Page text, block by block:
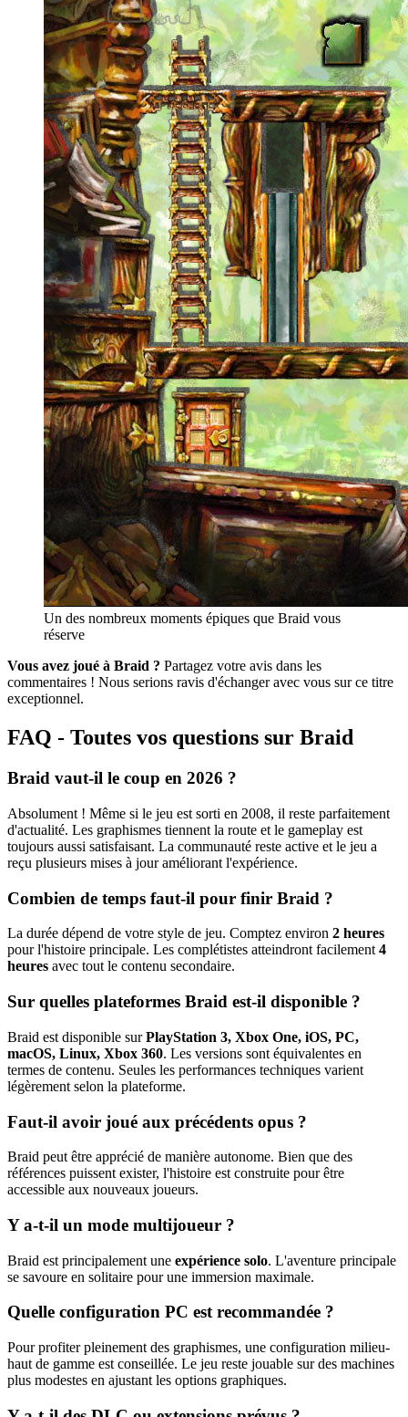
Un des nombreux moments épiques que Braid vous
réserve
Vous avez joué à Braid ? Partagez votre avis dans les
commentaires ! Nous serions ravis d'échanger avec vous sur ce titre
exceptionnel.
FAQ - Toutes vos questions sur Braid
Braid vaut-il le coup en 2026 ?
Absolument ! Même si le jeu est sorti en 2008, il reste parfaitement
d'actualité. Les graphismes tiennent la route et le gameplay est
toujours aussi satisfaisant. La communauté reste active et le jeu a
reçu plusieurs mises à jour améliorant l'expérience.
Combien de temps faut-il pour finir Braid ?
La durée dépend de votre style de jeu. Comptez environ 2 heures
pour l'histoire principale. Les complétistes atteindront facilement4
heures avec tout le contenu secondaire.
Sur quelles plateformes Braid est-il disponible ?
Braid est disponible surPlayStation 3, Xbox One, iOS, PC,
macOS, Linux, Xbox 360. Les versions sont équivalentes en
termes de contenu. Seules les performances techniques varient
légèrement selon la plateforme.
Faut-il avoir joué aux précédents opus ?
Braid peut être apprécié de manière autonome. Bien que des
références puissent exister, l'histoire est construite pour être
accessible aux nouveaux joueurs.
Y a-t-il un mode multijoueur ?
Braid est principalement une expérience solo. L'aventure principale
se savoure en solitaire pour une immersion maximale.
Quelle configuration PC est recommandée ?
Pour profiter pleinement des graphismes, une configuration milieu-
haut de gamme est conseillée. Le jeu reste jouable sur des machines
plus modestes en ajustant les options graphiques.